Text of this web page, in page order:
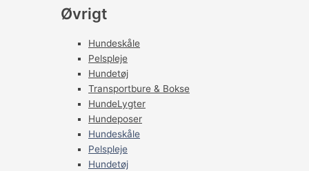
Øvrigt
Hundeskåle
Pelspleje
Hundetøj
Transportbure & Bokse
HundeLygter
Hundeposer
Hundeskåle
Pelspleje
Hundetøj